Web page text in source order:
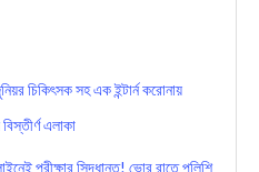
চিকিৎসক সহ এক ইন্টার্ন করোনায়
এলাকা
পরীক্ষার সিদ্ধান্ত! ভোর রাতে পুলিশি